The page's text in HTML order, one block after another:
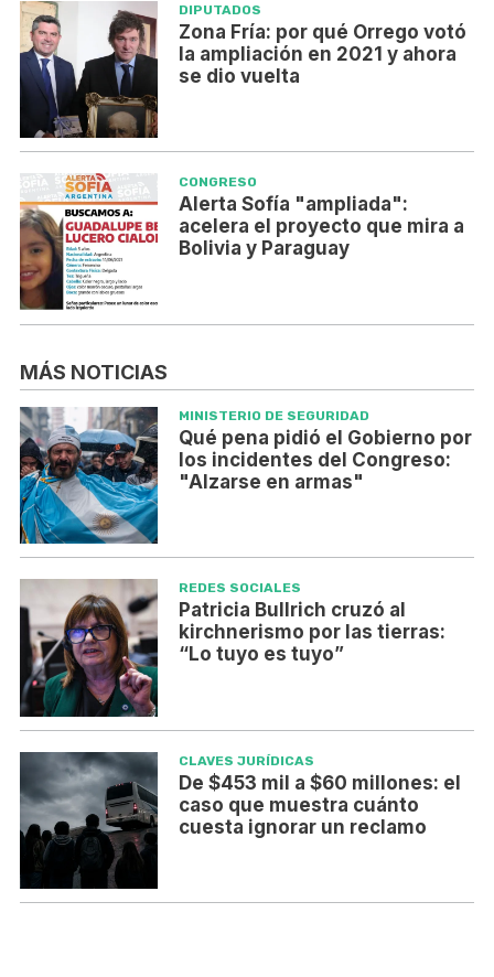
DIPUTADOS
Zona Fría: por qué Orrego votó
la ampliación en 2021 y ahora
se dio vuelta
CONGRESO
Alerta Sofía "ampliada":
acelera el proyecto que mira a
Bolivia y Paraguay
MÁS NOTICIAS
MINISTERIO DE SEGURIDAD
Qué pena pidió el Gobierno por
los incidentes del Congreso:
"Alzarse en armas"
REDES SOCIALES
Patricia Bullrich cruzó al
kirchnerismo por las tierras:
“Lo tuyo es tuyo”
CLAVES JURÍDICAS
De $453 mil a $60 millones: el
caso que muestra cuánto
cuesta ignorar un reclamo